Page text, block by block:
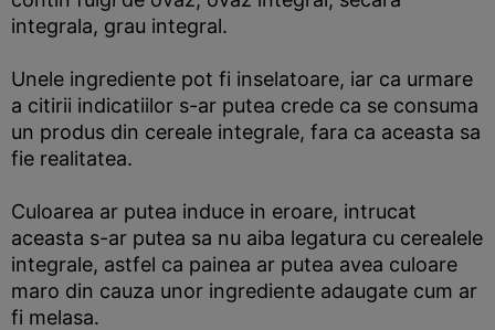
integrala, grau integral.
Unele ingrediente pot fi inselatoare, iar ca urmare
a citirii indicatiilor s-ar putea crede ca se consuma
un produs din cereale integrale, fara ca aceasta sa
fie realitatea.
Culoarea ar putea induce in eroare, intrucat
aceasta s-ar putea sa nu aiba legatura cu cerealele
integrale, astfel ca painea ar putea avea culoare
maro din cauza unor ingrediente adaugate cum ar
fi melasa.